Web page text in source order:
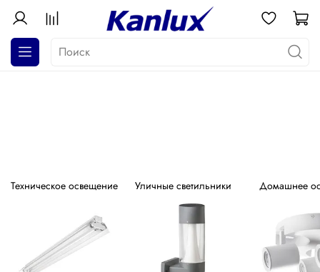
АКЦИЯ! Почти даром!
Распродажа серия GALOBA !
Техническое освещение Уличные светильники Домашнее